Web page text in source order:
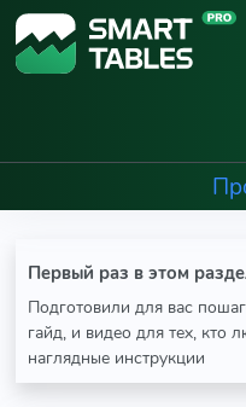
Первый раз в этом
Подготовили для вас
гайд, и видео для тех, кто
наглядные инструкции